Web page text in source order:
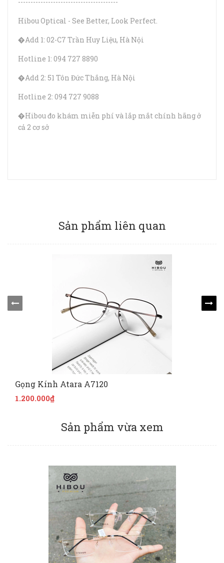
Hibou Optical - See Better, Look Perfect.
�Add 1: 02-C7 Trần Huy Liệu, Hà Nội
Hotline 1: 094 727 8890
�Add 2: 51 Tôn Đức Thắng, Hà Nội
Hotline 2: 094 727 9088
�Hibou đo khám miễn phí và lắp mắt chính hãng ở
cả 2 cơ sở
Sản phẩm liên quan
Gọng Kính Atara A7120
1.200.000₫
Sản phẩm vừa xem